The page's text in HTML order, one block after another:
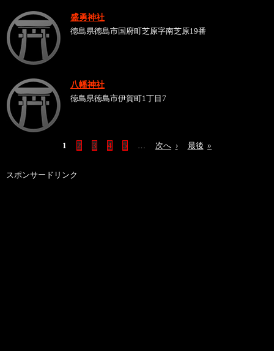
盛勇神社
徳島県徳島市国府町芝原字南芝原19番
八幡神社
徳島県徳島市伊賀町1丁目7
1 2 3 4 5 次へ › 最後 »
スポンサードリンク